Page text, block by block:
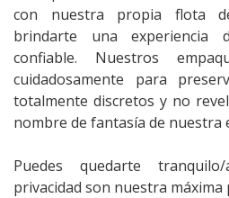
con nuestra propia flota
brindarte una experiencia
confiable. Nuestros
cuidadosamente para
totalmente discretos y no
nombre de fantasía de nuestra
Puedes quedarte
privacidad son nuestra máxima